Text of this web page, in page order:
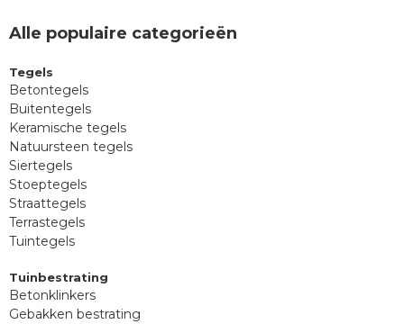
Alle populaire categorieën
Tegels
Betontegels
Buitentegels
Keramische tegels
Natuursteen tegels
Siertegels
Stoeptegels
Straattegels
Terrastegels
Tuintegels
Tuinbestrating
Betonklinkers
Gebakken bestrating